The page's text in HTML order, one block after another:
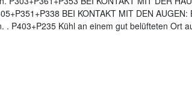
BEI KONTAKT MIT DEN
. P403+P235 Kühl an einem gut belüfteten Ort